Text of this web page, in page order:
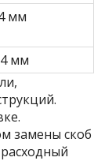
мм
мм
замены скоб